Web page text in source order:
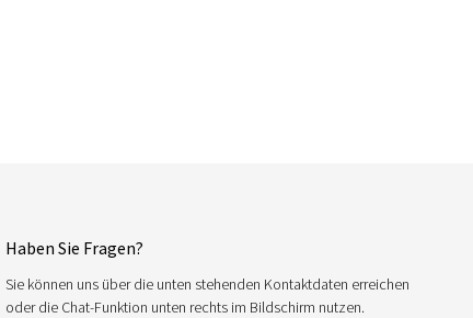
Haben Sie Fragen?
Sie können uns über die unten stehenden Kontaktdaten erreichen
oder die Chat-Funktion unten rechts im Bildschirm nutzen.